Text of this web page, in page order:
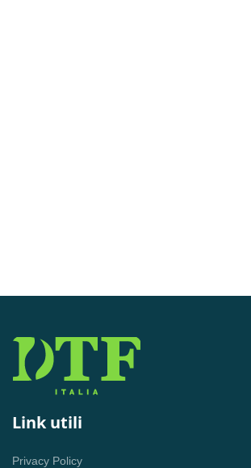
Link utili
Privacy Policy